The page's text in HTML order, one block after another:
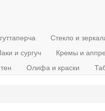
Стекло и
и сургуч Кремы и
Олифа и краски